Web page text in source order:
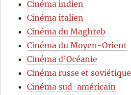
Cinéma indien
Cinéma italien
Cinéma du Maghreb
Cinéma du Moyen-Orient
Cinéma d’Océanie
Cinéma russe et soviétique
Cinéma sud-américain